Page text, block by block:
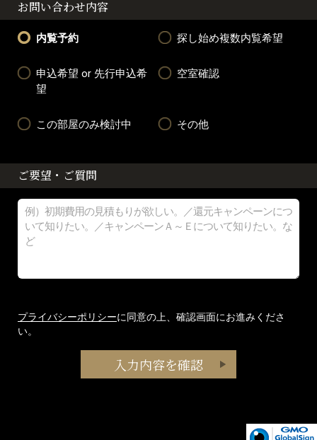
お問い合わせ内容
内覧予約 探し始め複数内覧希望
申込希望 or 先行申込希
望
空室確認
この部屋のみ検討中 その他
ご要望・ご質問
プライバシーポリシーに同意の上、確認画面にお進みくださ
い。